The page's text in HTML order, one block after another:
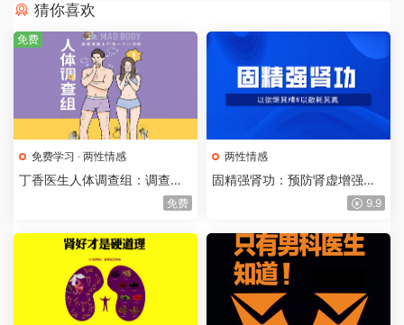
猜你喜欢
免费学习 · 两性情感
丁香医生人体调查组：调查身
体上每一个小问题，了解身体
免费
免费
两性情感
固精强肾功：预防肾虚增强体
9.9